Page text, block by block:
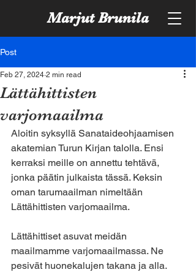
Marjut Brunila
Post
Lättähittisten
varjomaailma
Feb 27, 2024 2 min read
Aloitin syksyllä Sanataideohjaamisen
akatemian Turun Kirjan talolla. Ensi
kerraksi meille on annettu tehtävä,
jonka päätin julkaista tässä. Keksin
oman tarumaailman nimeltään
Lättähittisten varjomaailma.
Lättähittiset asuvat meidän
maailmamme varjomaailmassa. Ne
pesivät huonekalujen takana ja alla.